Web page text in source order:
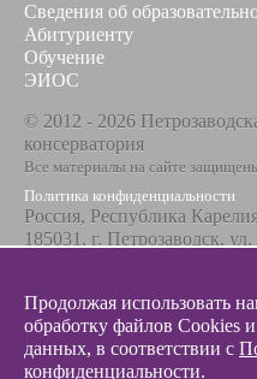
Сведения об
Абитуриенту
Обучение
ЭИОС
© 2012 - 2026
консерватория
Все материалы на сайте
Политика конфиденциальности
Россия, Республика
185031, г. Петрозаводск,
+7 8142 67-23-67
Эл. почта
info@glazunovcons.ru
Продолжая использовать
обработку файлов Cookies
данных, в соответствии с
конфиденциальности.